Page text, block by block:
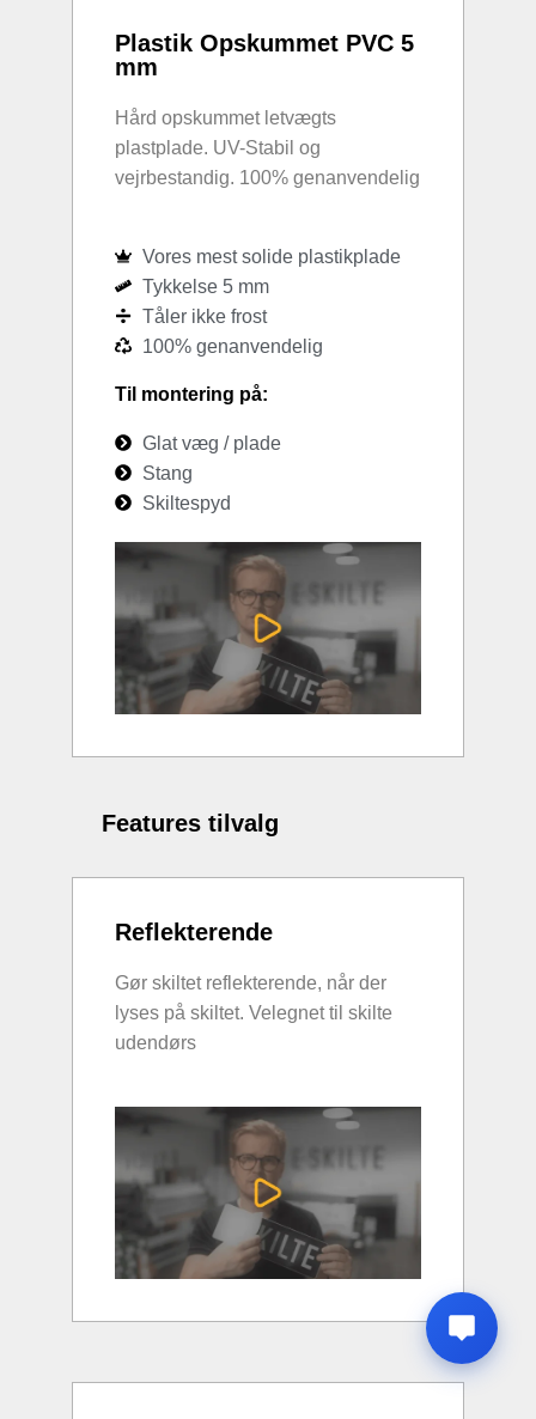
Plastik Opskummet PVC 5
mm
Hård opskummet letvægts
plastplade. UV-Stabil og
vejrbestandig. 100% genanvendelig
Vores mest solide plastikplade
Tykkelse 5 mm
Tåler ikke frost
100% genanvendelig
Til montering på:
Glat væg / plade
Stang
Skiltespyd
Features tilvalg
Reflekterende
Gør skiltet reflekterende, når der
lyses på skiltet. Velegnet til skilte
udendørs